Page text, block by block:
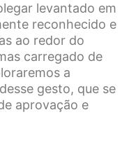
levantado em
reconhecido e
ao redor do
carregado de
a
gesto, que se
aprovação e